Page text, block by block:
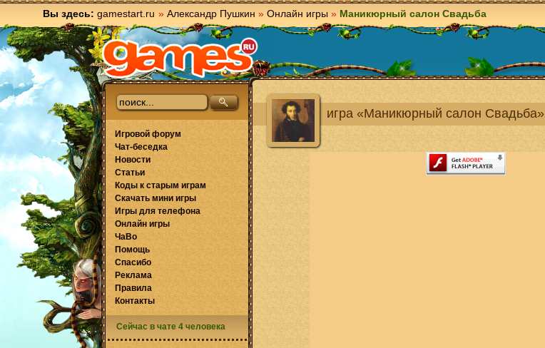
Вы здесь: gamestart.ru » Александр Пушкин » Онлайн игры » Маникюрный салон Свадьба
игра «Маникюрный салон Свадьба»
Игровой форум
Чат-беседка
Новости
Статьи
Коды к старым играм
Скачать мини игры
Игры для телефона
Онлайн игры
ЧаВо
Помощь
Спасибо
Реклама
Правила
Контакты
Сейчас в чате 4 человека